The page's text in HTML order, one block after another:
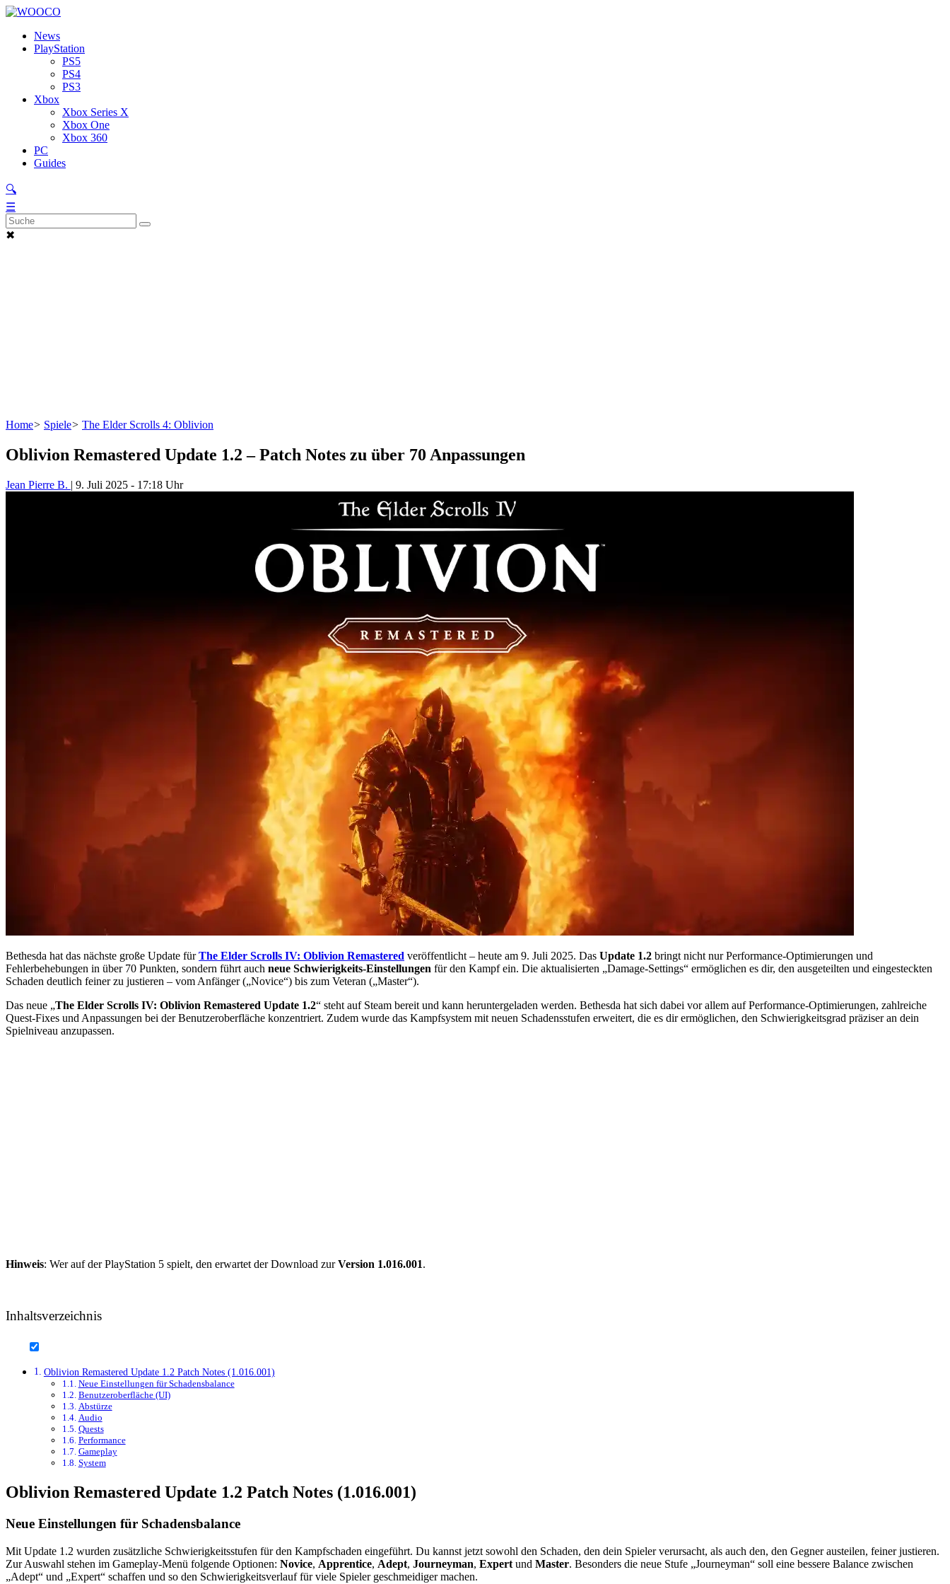
News
PlayStation
PS5
PS4
PS3
Xbox
Xbox Series X
Xbox One
Xbox 360
PC
Guides
🔍
☰
✖
Home> Spiele> The Elder Scrolls 4: Oblivion
Oblivion Remastered Update 1.2 – Patch Notes zu über 70 Anpassungen
Jean Pierre B. | 9. Juli 2025 - 17:18 Uhr
Bethesda hat das nächste große Update fürThe Elder Scrolls IV: Oblivion Remastered veröffentlicht – heute am 9. Juli 2025. Das Update 1.2 bringt nicht nur Performance-Optimierungen und
Fehlerbehebungen in über 70 Punkten, sondern führt auch neue Schwierigkeits-Einstellungen für den Kampf ein. Die aktualisierten „Damage-Settings“ ermöglichen es dir, den ausgeteilten und eingesteckten
Schaden deutlich feiner zu justieren – vom Anfänger („Novice“) bis zum Veteran („Master“).
Das neue „The Elder Scrolls IV: Oblivion Remastered Update 1.2“ steht auf Steam bereit und kann heruntergeladen werden. Bethesda hat sich dabei vor allem auf Performance-Optimierungen, zahlreiche
Quest-Fixes und Anpassungen bei der Benutzeroberfläche konzentriert. Zudem wurde das Kampfsystem mit neuen Schadensstufen erweitert, die es dir ermöglichen, den Schwierigkeitsgrad präziser an dein
Spielniveau anzupassen.
Hinweis: Wer auf der PlayStation 5 spielt, den erwartet der Download zurVersion 1.016.001.
Inhaltsverzeichnis
Oblivion Remastered Update 1.2 Patch Notes (1.016.001)
Neue Einstellungen für Schadensbalance
Benutzeroberfläche (UI)
Abstürze
Audio
Quests
Performance
Gameplay
System
Oblivion Remastered Update 1.2 Patch Notes (1.016.001)
Neue Einstellungen für Schadensbalance
Mit Update 1.2 wurden zusätzliche Schwierigkeitsstufen für den Kampfschaden eingeführt. Du kannst jetzt sowohl den Schaden, den dein Spieler verursacht, als auch den, den Gegner austeilen, feiner justieren.
Zur Auswahl stehen im Gameplay-Menü folgende Optionen: Novice, Apprentice, Adept, Journeyman, Expert und Master. Besonders die neue Stufe „Journeyman“ soll eine bessere Balance zwischen
„Adept“ und „Expert“ schaffen und so den Schwierigkeitsverlauf für viele Spieler geschmeidiger machen.